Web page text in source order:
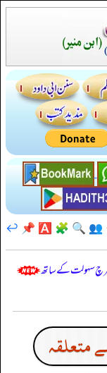
👥
🔍
🧩
🅰️
📌
↩️
سرچ سہولت کے ساتھ
متعلقہ